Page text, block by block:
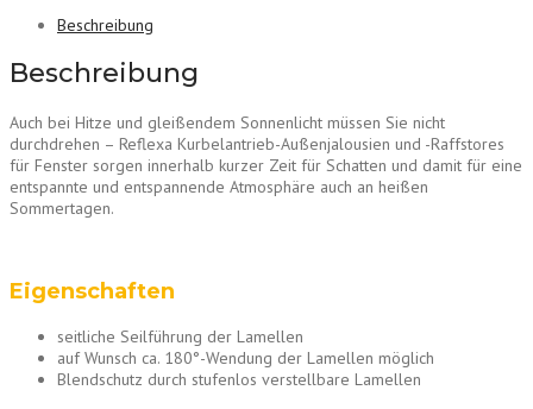
Beschreibung
Beschreibung
Auch bei Hitze und gleißendem Sonnenlicht müssen Sie nicht
durchdrehen – Reflexa Kurbelantrieb-Außenjalousien und -Raffstores
für Fenster sorgen innerhalb kurzer Zeit für Schatten und damit für eine
entspannte und entspannende Atmosphäre auch an heißen
Sommertagen.
Eigenschaften
seitliche Seilführung der Lamellen
auf Wunsch ca. 180°-Wendung der Lamellen möglich
Blendschutz durch stufenlos verstellbare Lamellen